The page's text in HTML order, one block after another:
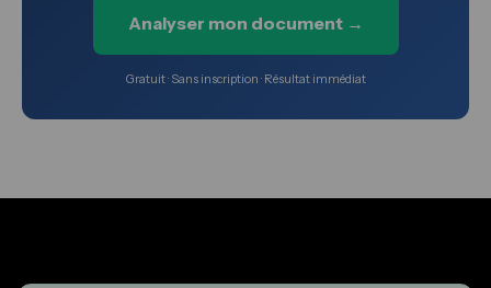
Analyser mon document →
Gratuit · Sans inscription · Résultat immédiat